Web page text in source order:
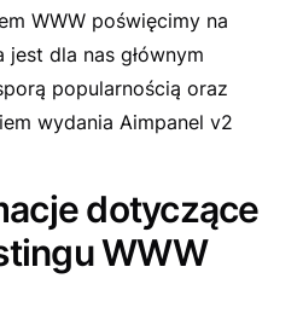
WWW poświęcimy na
dla nas głównym
popularnością oraz
wydania Aimpanel v2
dotyczące
WWW